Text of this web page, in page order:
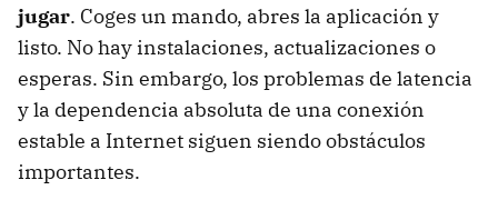
jugar. Coges un mando, abres la aplicación y
listo. No hay instalaciones, actualizaciones o
esperas. Sin embargo, los problemas de latencia
y la dependencia absoluta de una conexión
estable a Internet siguen siendo obstáculos
importantes.